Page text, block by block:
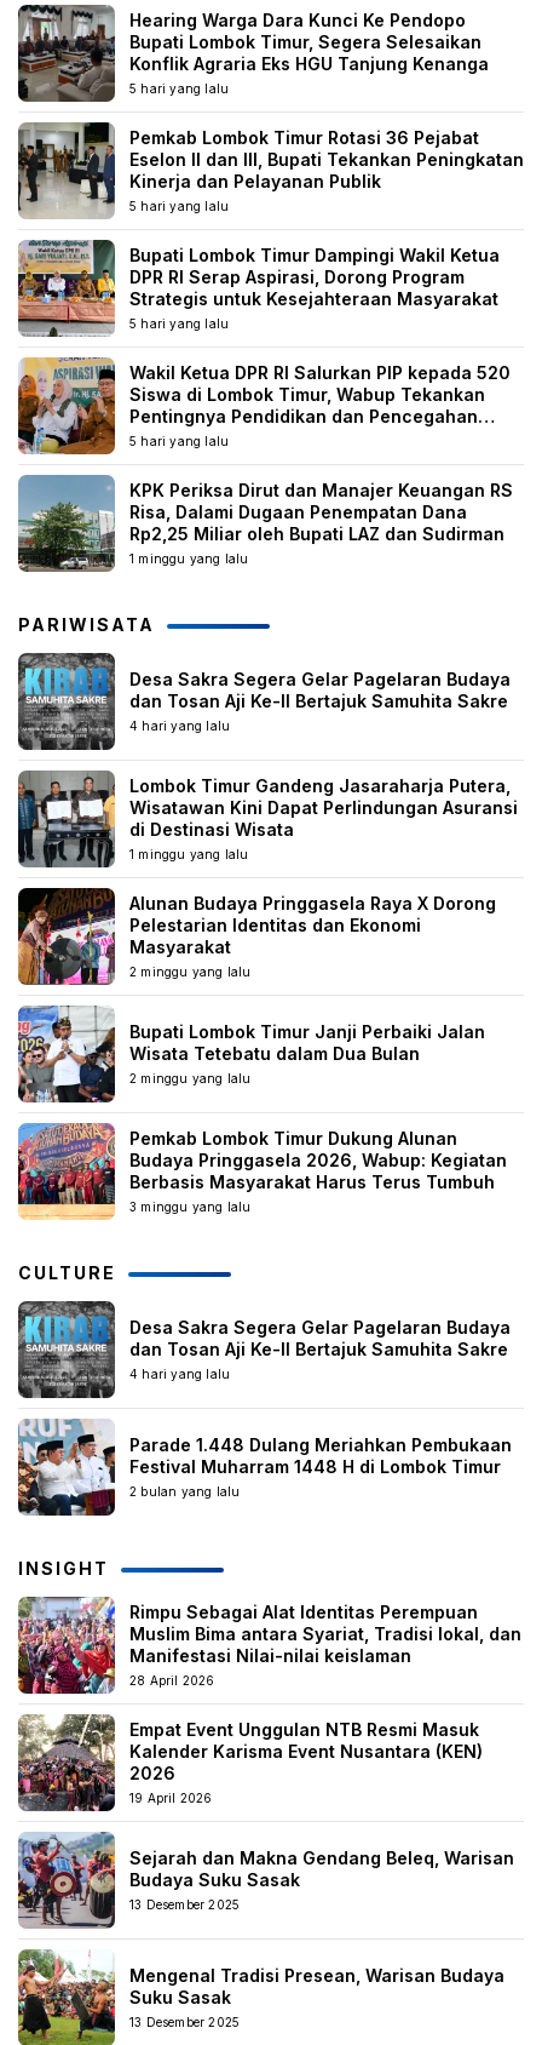
Hearing Warga Dara Kunci Ke Pendopo
Bupati Lombok Timur, Segera Selesaikan
Konflik Agraria Eks HGU Tanjung Kenanga
5 hari yang lalu
Pemkab Lombok Timur Rotasi 36 Pejabat
Eselon II dan III, Bupati Tekankan Peningkatan
Kinerja dan Pelayanan Publik
5 hari yang lalu
Bupati Lombok Timur Dampingi Wakil Ketua
DPR RI Serap Aspirasi, Dorong Program
Strategis untuk Kesejahteraan Masyarakat
5 hari yang lalu
Wakil Ketua DPR RI Salurkan PIP kepada 520
Siswa di Lombok Timur, Wabup Tekankan
Pentingnya Pendidikan dan Pencegahan
Perkawinan Anak
5 hari yang lalu
KPK Periksa Dirut dan Manajer Keuangan RS
Risa, Dalami Dugaan Penempatan Dana
Rp2,25 Miliar oleh Bupati LAZ dan Sudirman
1 minggu yang lalu
PARIWISATA
Desa Sakra Segera Gelar Pagelaran Budaya
dan Tosan Aji Ke-II Bertajuk Samuhita Sakre
4 hari yang lalu
Lombok Timur Gandeng Jasaraharja Putera,
Wisatawan Kini Dapat Perlindungan Asuransi
di Destinasi Wisata
1 minggu yang lalu
Alunan Budaya Pringgasela Raya X Dorong
Pelestarian Identitas dan Ekonomi
Masyarakat
2 minggu yang lalu
Bupati Lombok Timur Janji Perbaiki Jalan
Wisata Tetebatu dalam Dua Bulan
2 minggu yang lalu
Pemkab Lombok Timur Dukung Alunan
Budaya Pringgasela 2026, Wabup: Kegiatan
Berbasis Masyarakat Harus Terus Tumbuh
3 minggu yang lalu
CULTURE
Desa Sakra Segera Gelar Pagelaran Budaya
dan Tosan Aji Ke-II Bertajuk Samuhita Sakre
4 hari yang lalu
Parade 1.448 Dulang Meriahkan Pembukaan
Festival Muharram 1448 H di Lombok Timur
2 bulan yang lalu
INSIGHT
Rimpu Sebagai Alat Identitas Perempuan
Muslim Bima antara Syariat, Tradisi lokal, dan
Manifestasi Nilai-nilai keislaman
28 April 2026
Empat Event Unggulan NTB Resmi Masuk
Kalender Karisma Event Nusantara (KEN)
2026
19 April 2026
Sejarah dan Makna Gendang Beleq, Warisan
Budaya Suku Sasak
13 Desember 2025
Mengenal Tradisi Presean, Warisan Budaya
Suku Sasak
13 Desember 2025